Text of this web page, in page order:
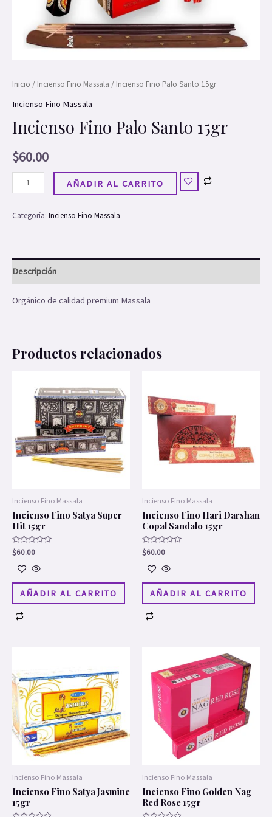
Inicio / Incienso Fino Massala / Incienso Fino Palo Santo 15gr
Incienso Fino Massala
Incienso Fino Palo Santo 15gr
$60.00
AÑADIR AL CARRITO
Categoría: Incienso Fino Massala
Descripción
Orgánico de calidad premium Massala
Productos relacionados
Incienso Fino Massala
Incienso Fino Satya Super
Hit 15gr
Valorado
en
de
$60.00
AÑADIR AL CARRITO
Incienso Fino Massala
Incienso Fino Hari Darshan
Copal Sandalo 15gr
Valorado
en
de
$60.00
AÑADIR AL CARRITO
Incienso Fino Massala
Incienso Fino Satya Jasmine
15gr
Incienso Fino Massala
Incienso Fino Golden Nag
Red Rose 15gr